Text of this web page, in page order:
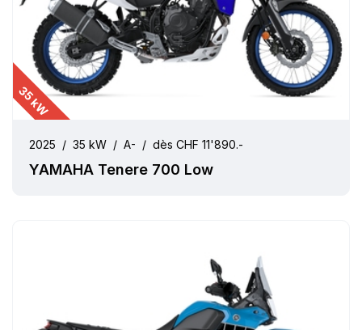
35 kW
2025 / 35 kW / A- / dès CHF 11'890.-
YAMAHA Tenere 700 Low